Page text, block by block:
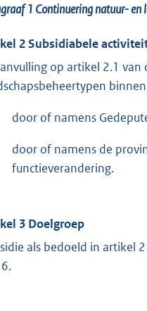
1 Continuering natuur- en
2 Subsidiabele
op artikel 2.1
door of namens
door of namens de
functieverandering.
3 Doelgroep
als bedoeld in artikel